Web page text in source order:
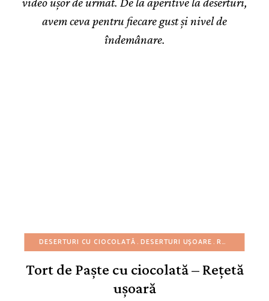
avem ceva pentru fiecare gust și nivel de
îndemânare.
DESERTURI CU CIOCOLATĂ DESERTURI UȘOARE REȚETE AMERICANE
Tort de Paște cu ciocolată – Rețetă
ușoară